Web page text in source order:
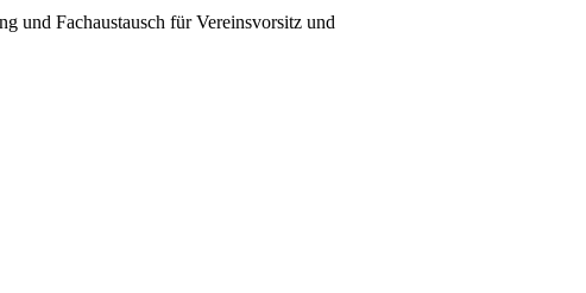
und Fachaustausch für Vereinsvorsitz und